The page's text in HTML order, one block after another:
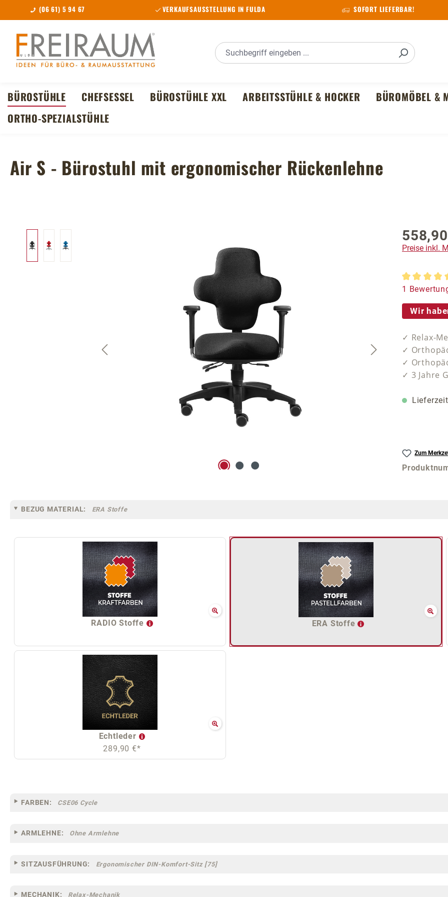
Hauptinhalt springen
Zur Suche springen
Zur Hauptnavigation springen
(06 61) 5 94 67 VERKAUFSAUSSTELLUNG IN FULDA SOFORT LIEFERBAR!
BÜROSTÜHLE CHEFSESSEL BÜROSTÜHLE XXL ARBEITSSTÜHLE & HOCKER BÜROMÖBEL &
ORTHO-SPEZIALSTÜHLE
Air S - Bürostuhl mit ergonomischer Rückenlehne
Preise inkl.
1
Wir
✓ Relax-
✓
✓
✓ 3 Jahre
Zum
BEZUG MATERIAL: ERA Stoffe
RADIO Stoffe ERA Stoffe
Echtleder
289,90 €*
FARBEN: CSE06 Cycle
ARMLEHNE: Ohne Armlehne
SITZAUSFÜHRUNG: Ergonomischer DIN-Komfort-Sitz [75]
MECHANIK: Relax-Mechanik